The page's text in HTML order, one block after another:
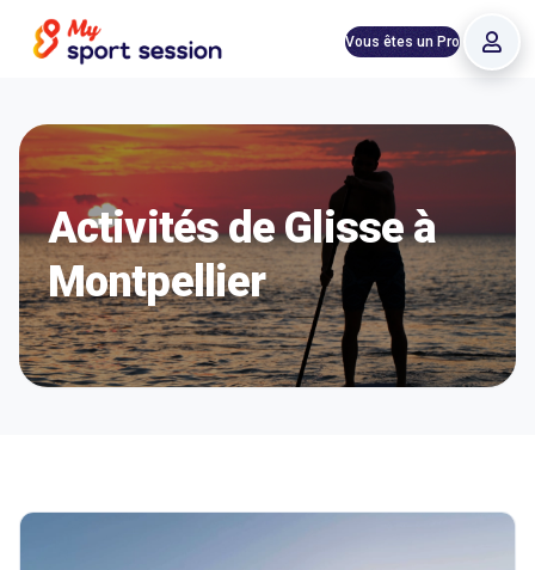
Vous êtes un Pro
Activités de Glisse à
Montpellier